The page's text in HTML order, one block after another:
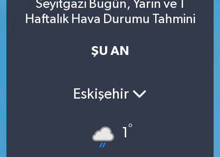
Seyitgazi Bugün, Yarın ve 1
Haftalık Hava Durumu Tahmini
ŞU AN
Eskişehir
1°
Süper Lig Puan Durumu ve Fikstür
Son Dakika Haberleri